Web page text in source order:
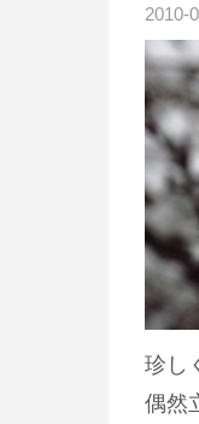
2010-
珍し
偶然